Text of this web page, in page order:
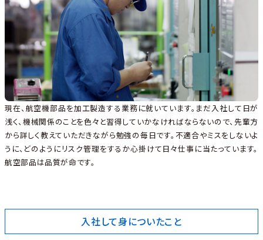
現在、航空機部品を加工製造する業務に就いています。まだ入社して日が
浅く、機械関係のことを色々と習得していかなければならないので、先輩方
から詳しく教えていただきながら勉強の毎日です。不適合やミスをしないよ
うに、どのようにリスク管理をするか心掛けて日々仕事に当たっています。
航空部品は品質が命です。
入社して身についたこと